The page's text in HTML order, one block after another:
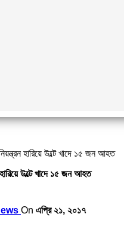
হারিয়ে উল্টে খাদে ১৫ জন আহত
হারিয়ে উল্টে খাদে ১৫ জন আহত
On এপ্রি ২১, ২০১৭